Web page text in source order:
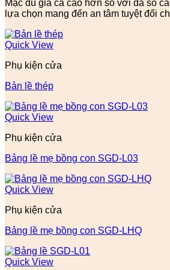
Mặc dù giá cả cao hơn so với đa số
lựa chọn mang đến an tâm tuyệt đối
Quick View
Phụ kiện cửa
Bản lề thép
Quick View
Phụ kiện cửa
Bảng lề mẹ bồng con SGD-L03
Quick View
Phụ kiện cửa
Bảng lề mẹ bồng con SGD-LHQ
Quick View